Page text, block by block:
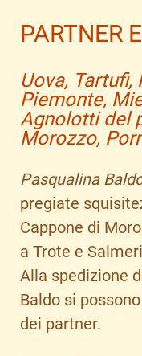
PARTNER
Uova, Tartufi,
Piemonte,
Agnolotti del
Morozzo,
Pasqualina
pregiate
Cappone di
a Trote e
Alla spedizione
Baldo si
dei partner.